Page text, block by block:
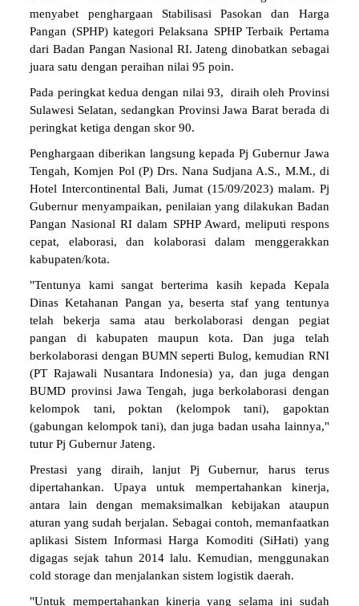
menyabet penghargaan Stabilisasi Pasokan dan Harga
Pangan (SPHP) kategori Pelaksana SPHP Terbaik Pertama
dari Badan Pangan Nasional RI. Jateng dinobatkan sebagai
juara satu dengan peraihan nilai 95 poin.
Pada peringkat kedua dengan nilai 93, diraih oleh Provinsi
Sulawesi Selatan, sedangkan Provinsi Jawa Barat berada di
peringkat ketiga dengan skor 90.
Penghargaan diberikan langsung kepada Pj Gubernur Jawa
Tengah, Komjen Pol (P) Drs. Nana Sudjana A.S., M.M., di
Hotel Intercontinental Bali, Jumat (15/09/2023) malam. Pj
Gubernur menyampaikan, penilaian yang dilakukan Badan
Pangan Nasional RI dalam SPHP Award, meliputi respons
cepat, elaborasi, dan kolaborasi dalam menggerakkan
kabupaten/kota.
"Tentunya kami sangat berterima kasih kepada Kepala
Dinas Ketahanan Pangan ya, beserta staf yang tentunya
telah bekerja sama atau berkolaborasi dengan pegiat
pangan di kabupaten maupun kota. Dan juga telah
berkolaborasi dengan BUMN seperti Bulog, kemudian RNI
(PT Rajawali Nusantara Indonesia) ya, dan juga dengan
BUMD provinsi Jawa Tengah, juga berkolaborasi dengan
kelompok tani, poktan (kelompok tani), gapoktan
(gabungan kelompok tani), dan juga badan usaha lainnya,"
tutur Pj Gubernur Jateng.
Prestasi yang diraih, lanjut Pj Gubernur, harus terus
dipertahankan. Upaya untuk mempertahankan kinerja,
antara lain dengan memaksimalkan kebijakan ataupun
aturan yang sudah berjalan. Sebagai contoh, memanfaatkan
aplikasi Sistem Informasi Harga Komoditi (SiHati) yang
digagas sejak tahun 2014 lalu. Kemudian, menggunakan
cold storage dan menjalankan sistem logistik daerah.
"Untuk mempertahankan kinerja yang selama ini sudah